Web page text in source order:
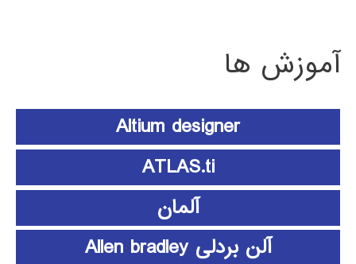
آموزش ها
Altium designer
ATLAS.ti
آلمان
آلن بردلی Allen bradley